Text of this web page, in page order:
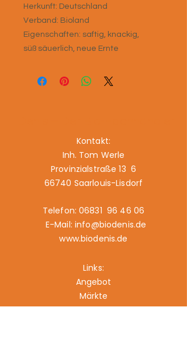
Herkunft: Deutschland
Verband: Bioland
Eigenschaften: saftig, knackig,
süß säuerlich, neue Ernte
Kontakt:
Inh. Tom Werle
Provinzialstraße 13 6
66740 Saarlouis-Lisdorf
Telefon: 06831 96 46 06
E-Mail: info@biodenis.de
www.biodenis.de
Links:
Angebot
Märkte
Geschichte